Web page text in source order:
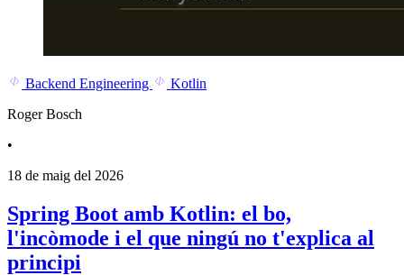
Backend Engineering
Kotlin
Roger Bosch
•
18 de maig del 2026
Spring Boot amb Kotlin: el bo,
l'incòmode i el que ningú no t'explica al
principi